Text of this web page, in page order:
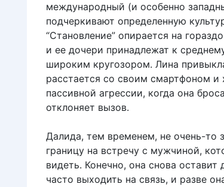
международный (и особенно
подчеркивают определенную
“Становление” опирается на
и ее дочери принадлежат к
широким кругозором. Лина
расстается со своим смартфоном и
пассивной агрессии, когда она
отклоняет вызов.
Далида, тем временем, не очень-то
границу на встречу с мужчиной,
видеть. Конечно, она снова оставит
часто выходить на связь, и разве